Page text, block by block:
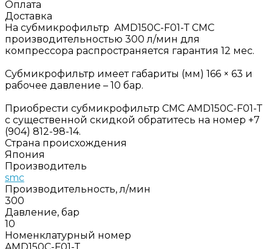
Оплата
Доставка
На субмикрофильтр AMD150C-F01-Т СМС
производительностью 300 л/мин для
компрессора распространяется гарантия 12 мес.
Субмикрофильтр имеет габариты (мм) 166 × 63 и
рабочее давление – 10 бар.
Приобрести субмикрофильтр СМС AMD150C-F01-Т
с существенной скидкой обратитесь на номер +7
(904) 812-98-14.
Страна происхождения
Япония
Производитель
smc
Производительность, л/мин
300
Давление, бар
10
Номенклатурный номер